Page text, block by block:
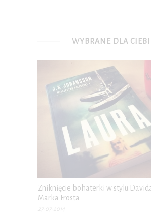
WYBRANE DLA
Zniknięcie bohaterki w stylu
Marka Frosta
27-07-2014